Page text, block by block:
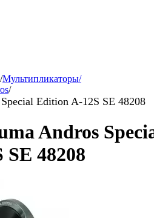
/Мультипликаторы/
/
Edition A-12S SE 48208
Andros
48208